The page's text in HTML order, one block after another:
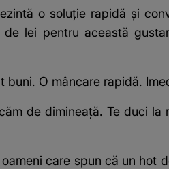
o soluție rapidă și
lei pentru această
buni. O mâncare rapidă.
de dimineață. Te duci
care spun că un